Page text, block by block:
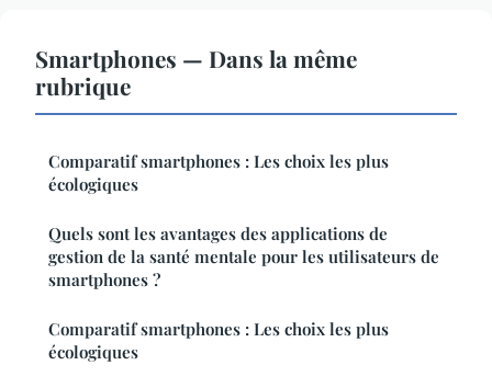
Smartphones — Dans la même
rubrique
Comparatif smartphones : Les choix les plus
écologiques
Quels sont les avantages des applications de
gestion de la santé mentale pour les utilisateurs de
smartphones ?
Comparatif smartphones : Les choix les plus
écologiques